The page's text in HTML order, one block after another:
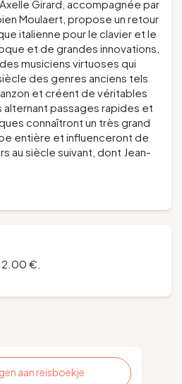
Girard, accompagnée par
Moulaert, propose un retour
italienne pour le clavier et le
et de grandes innovations,
musiciens virtuoses qui
des genres anciens tels
et créent de véritables
passages rapides et
connaîtront un très grand
entière et influenceront de
au siècle suivant, dont Jean-
€.
aan reisboekje